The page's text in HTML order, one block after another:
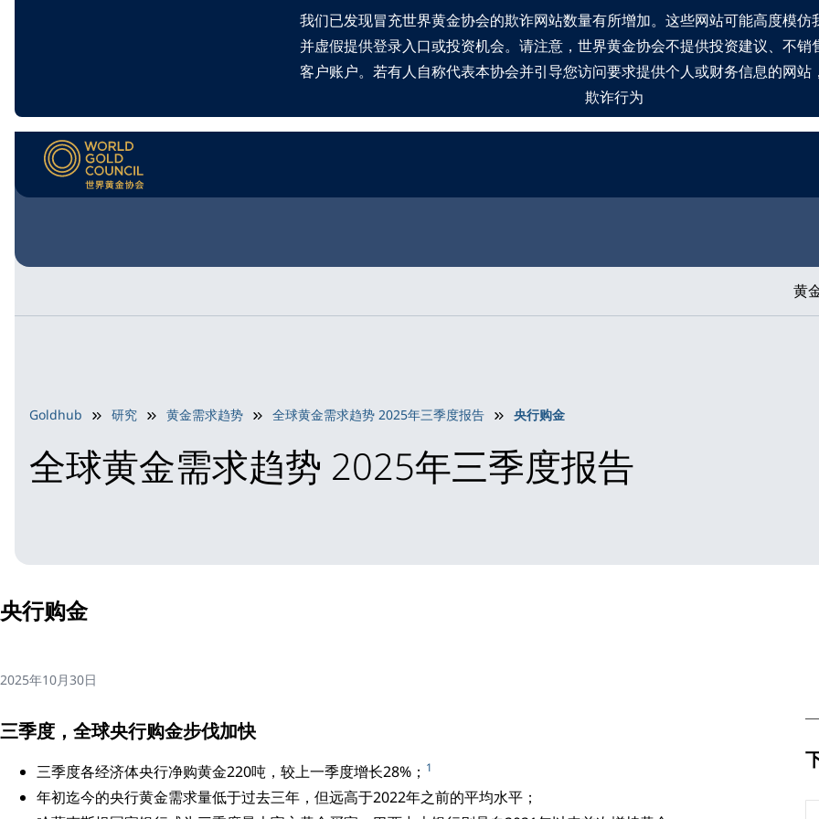
我们已发现冒充世界黄金协会的欺诈网站数量有所增加。这些网站可能高度模仿
并虚假提供登录入口或投资机会。请注意，世界黄金协会不提供投资建议、不销
客户账户。若有人自称代表本协会并引导您访问要求提供个人或财务信息的网站
欺诈行为
黄
Goldhub 研究 黄金需求趋势 全球黄金需求趋势 2025年三季度报告 央行购金
全球黄金需求趋势 2025年三季度报告
央行购金
2025年10月30日
三季度，全球央行购金步伐加快
三季度各经济体央行净购黄金220吨，较上一季度增长28%； 1
年初迄今的央行黄金需求量低于过去三年，但远高于2022年之前的平均水平；